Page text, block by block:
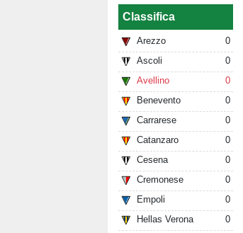
Classifica
Arezzo
0
Ascoli
0
Avellino
0
Benevento
0
Carrarese
0
Catanzaro
0
Cesena
0
Cremonese
0
Empoli
0
Hellas Verona
0